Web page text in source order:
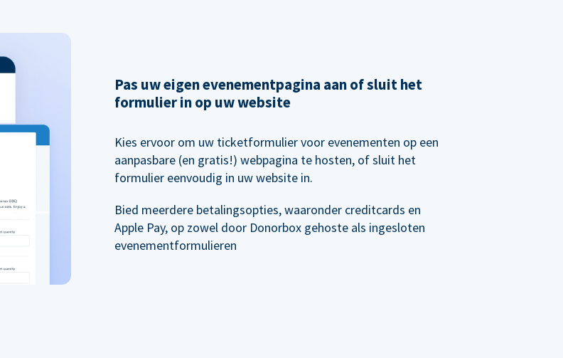
Pas uw eigen evenementpagina aan of sluit het
formulier in op uw website
Kies ervoor om uw ticketformulier voor evenementen op een
aanpasbare (en gratis!) webpagina te hosten, of sluit het
formulier eenvoudig in uw website in.
Bied meerdere betalingsopties, waaronder creditcards en
Apple Pay, op zowel door Donorbox gehoste als ingesloten
evenementformulieren